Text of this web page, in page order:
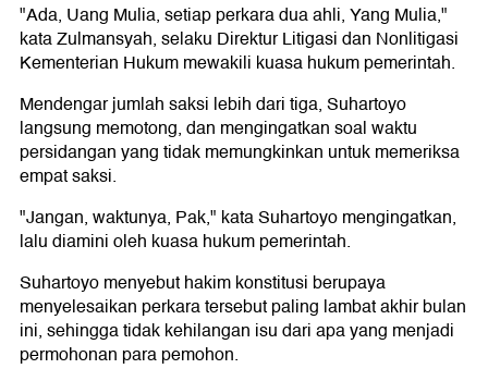
"Ada, Uang Mulia, setiap perkara dua ahli, Yang Mulia,"
kata Zulmansyah, selaku Direktur Litigasi dan Nonlitigasi
Kementerian Hukum mewakili kuasa hukum pemerintah.
Mendengar jumlah saksi lebih dari tiga, Suhartoyo
langsung memotong, dan mengingatkan soal waktu
persidangan yang tidak memungkinkan untuk memeriksa
empat saksi.
"Jangan, waktunya, Pak," kata Suhartoyo mengingatkan,
lalu diamini oleh kuasa hukum pemerintah.
Suhartoyo menyebut hakim konstitusi berupaya
menyelesaikan perkara tersebut paling lambat akhir bulan
ini, sehingga tidak kehilangan isu dari apa yang menjadi
permohonan para pemohon.